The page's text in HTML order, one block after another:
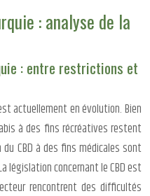
: analyse de la
: entre restrictions et
actuellement en évolution. Bien
à des fins récréatives restent
CBD à des fins médicales sont
législation concernant le CBD est
rencontrent des difficultés